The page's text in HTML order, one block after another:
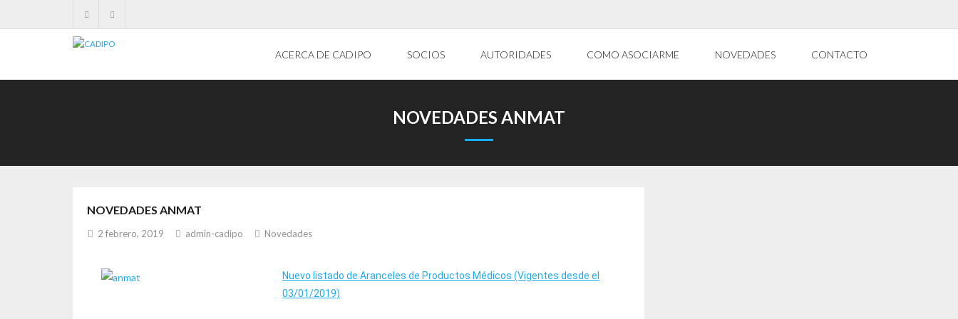
ACERCA DE CADIPO SOCIOS AUTORIDADES COMO ASOCIARME NOVEDADES CONTACTO
NOVEDADES ANMAT
NOVEDADES ANMAT
2 febrero, 2019 admin-cadipo Novedades
Nuevo listado de Aranceles de Productos Médicos (Vigentes desde el
03/01/2019)